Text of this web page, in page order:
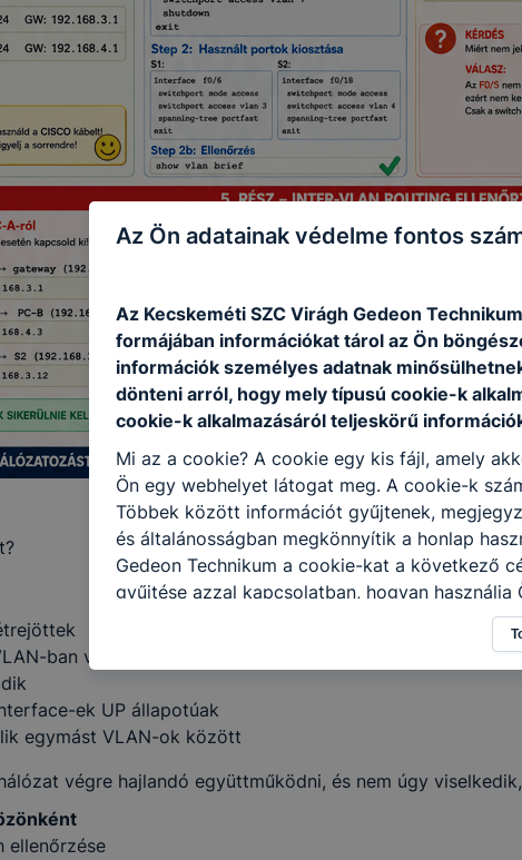
ban vannak
ek UP állapotúak
egymást VLAN-ok között
végre hajlandó együttműködni, és nem úgy
ellenőrzése
Az Ön adatainak védelme fontos
Az Kecskeméti SZC Virágh Gedeon
formájában információkat tárol az Ön
információk személyes adatnak
dönteni arról, hogy mely típusú cookie-k
cookie-k alkalmazásáról teljeskörű
Mi az a cookie? A cookie egy kis fájl, amely
Ön egy webhelyet látogat meg. A cookie-k
Többek között információt gyűjtenek,
és általánosságban megkönnyítik a honlap
Gedeon Technikum a cookie-kat a következő
gyűjtése azzal kapcsolatban, hogyan használja
felmérésével, hogy a honlap melyik részeit
így megtudhatjuk, hogyan biztosítsunk Önnek
ismét meglátogatja oldalunkat, honlap
tudja kikapcsolni a cookie-kat? Minden modern
beállításának a változtatását. A legtöbb
Felhívjuk figyelmét, hogy mivel a cookie-k